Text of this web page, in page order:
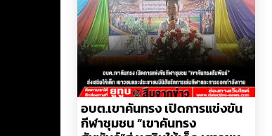
อบต.เขาคันทรง เปิดการแข่งขัน
กีฬาชุมชน “เขาคันทรง